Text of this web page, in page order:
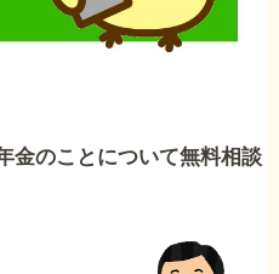
金のことについて無料相談